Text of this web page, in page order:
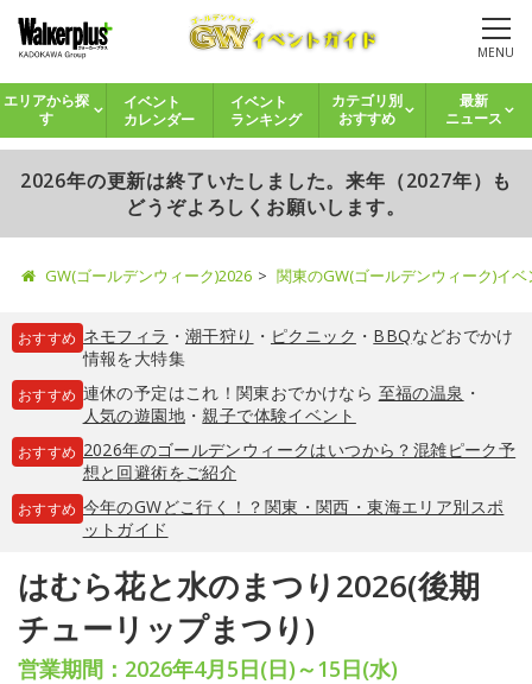
MENU
エリアから探
す
イベント
カレンダー
イベント
ランキング
カテゴリ別
おすすめ
最新
ニュース
2026年の更新は終了いたしました。来年（2027年）も
どうぞよろしくお願いします。
GW(ゴールデンウィーク)2026 関東のGW(ゴールデンウィーク)イ
おすすめ ネモフィラ ・ 潮干狩り ・ ピクニック ・ BBQなどおでかけ
情報を大特集
おすすめ 連休の予定はこれ！関東おでかけなら 至福の温泉 ・
人気の遊園地・親子で体験イベント
おすすめ 2026年のゴールデンウィークはいつから？混雑ピーク予
想と回避術をご紹介
おすすめ 今年のGWどこ行く！？関東・関西・東海エリア別スポ
ットガイド
はむら花と水のまつり2026(後期
チューリップまつり)
営業期間：2026年4月5日(日)～15日(水)